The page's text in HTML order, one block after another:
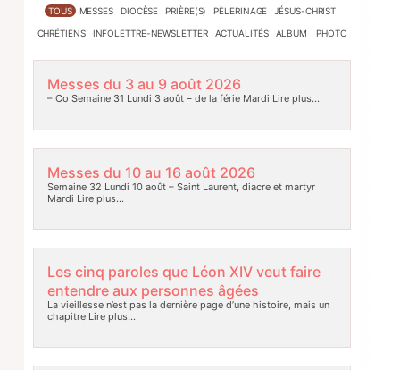
TOUS MESSES DIOCÈSE PRIÈRE(S) PÈLERINAGE JÉSUS-CHRIST
CHRÉTIENS INFOLETTRE-NEWSLETTER ACTUALITÉS ALBUM PHOTO
Messes du 3 au 9 août 2026
– Co Semaine 31 Lundi 3 août – de la férie Mardi Lire plus…
Messes du 10 au 16 août 2026
Semaine 32 Lundi 10 août – Saint Laurent, diacre et martyr
Mardi Lire plus…
Les cinq paroles que Léon XIV veut faire
entendre aux personnes âgées
La vieillesse n’est pas la dernière page d’une histoire, mais un
chapitreLire plus…